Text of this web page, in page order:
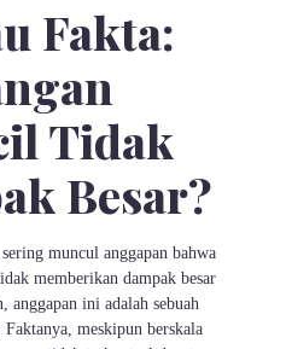
Fakta:
Tidak
Besar?
muncul anggapan bahwa
memberikan dampak besar
anggapan ini adalah sebuah
meskipun berskala